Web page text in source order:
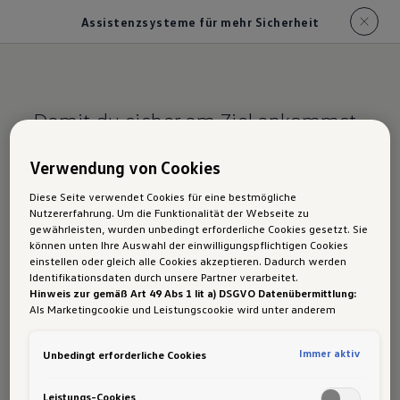
Assistenzsysteme für mehr Sicherheit
Damit du sicher am Ziel ankommst.
Assistenzsysteme
für mehr Sicherheit
für den ID.4 GTX im
Überblick
Emergency Assist
Verwendung von Cookies
Diese Seite verwendet Cookies für eine bestmögliche
Nutzererfahrung. Um die Funktionalität der Webseite zu
gewährleisten, wurden unbedingt erforderliche Cookies gesetzt. Sie
können unten Ihre Auswahl der einwilligungspflichtigen Cookies
einstellen oder gleich alle Cookies akzeptieren. Dadurch werden
Identifikationsdaten durch unsere Partner verarbeitet.
Hinweis zur gemäß Art 49 Abs 1 lit a) DSGVO Datenübermittlung:
Als Marketingcookie und Leistungscookie wird unter anderem
Daten in die USA (insbesondere dort an die Google LLC) weitergibt.
Unbedingt erforderliche Cookies Immer aktiv
Leistungs-Cookies